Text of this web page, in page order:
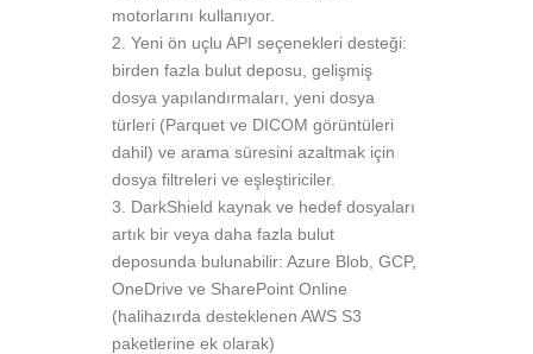
motorlarını kullanıyor.
Yeni ön uçlu API seçenekleri desteği:
birden fazla bulut deposu, gelişmiş
dosya yapılandırmaları, yeni dosya
türleri (Parquet ve DICOM görüntüleri
dahil) ve arama süresini azaltmak için
dosya filtreleri ve eşleştiriciler.
DarkShield kaynak ve hedef dosyaları
artık bir veya daha fazla bulut
deposunda bulunabilir: Azure Blob, GCP,
OneDrive ve SharePoint Online
(halihazırda desteklenen AWS S3
paketlerine ek olarak)